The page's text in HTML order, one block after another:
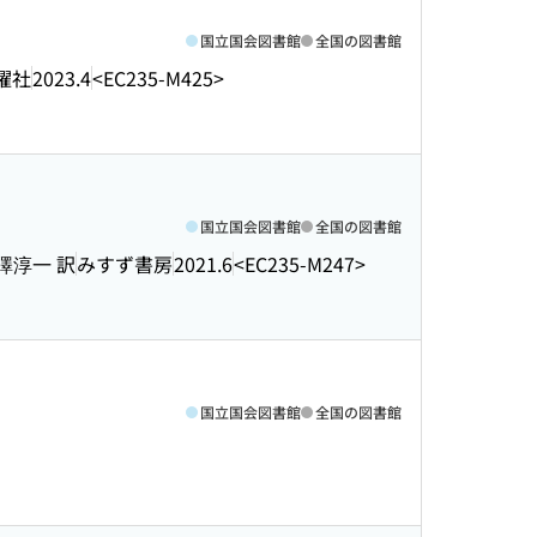
社2023.4<EC235-M425>
国立国会図書館 全国の図書館
淳一 訳みすず書房2021.6<EC235-M247>
国立国会図書館 全国の図書館
国立国会図書館 全国の図書館